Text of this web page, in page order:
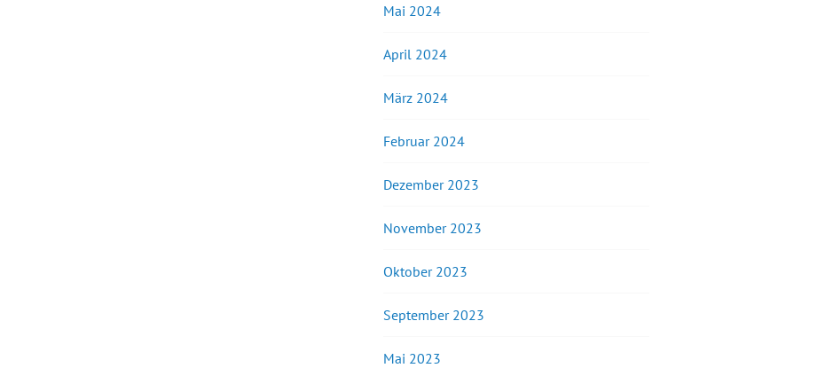
Mai 2024
April 2024
März 2024
Februar 2024
Dezember 2023
November 2023
Oktober 2023
September 2023
Mai 2023